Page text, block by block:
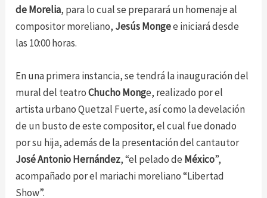
de Morelia, para lo cual se preparará un homenaje al
compositor moreliano, Jesús Mongee iniciará desde
las 10:00 horas.
En una primera instancia, se tendrá la inauguración del
mural del teatroChucho Monge, realizado por el
artista urbano Quetzal Fuerte, así como la develación
de un busto de este compositor, el cual fue donado
por su hija, además de la presentación del cantautor
José Antonio Hernández, “el pelado de México”,
acompañado por el mariachi moreliano “Libertad
Show”.